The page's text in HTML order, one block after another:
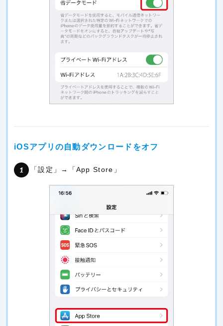
iOSアプリの自動ダウンロードをオフ
「設定」→「App Store」